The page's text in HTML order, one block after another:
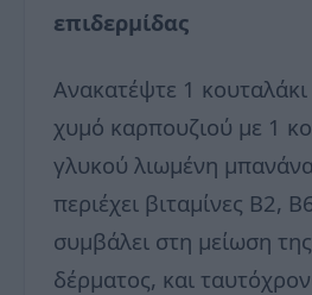
επιδερμίδας
Ανακατέψτε 1
χυμό καρπουζιού με 1
γλυκού λιωμένη
περιέχει βιταμίνες Β2,
συμβάλει στη μείωση
δέρματος, και